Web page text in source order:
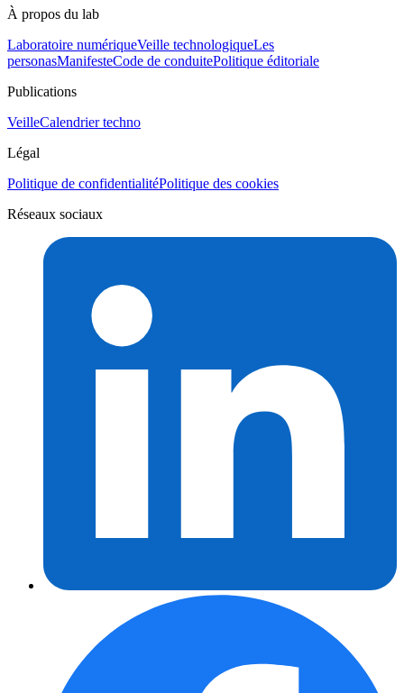
À propos du lab
Laboratoire numériqueVeille technologiqueLes
personasManifesteCode de conduitePolitique éditoriale
Publications
VeilleCalendrier techno
Légal
Politique de confidentialitéPolitique des cookies
Réseaux sociaux